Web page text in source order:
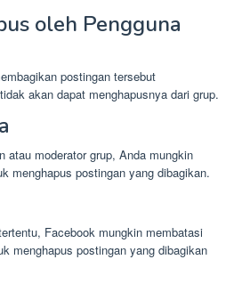
oleh Pengguna
postingan tersebut
akan dapat menghapusnya dari grup.
atau moderator grup, Anda mungkin
menghapus postingan yang dibagikan.
Facebook mungkin membatasi
menghapus postingan yang dibagikan